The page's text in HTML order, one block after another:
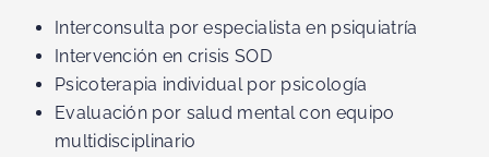
Interconsulta por especialista en psiquiatría
Intervención en crisis SOD
Psicoterapia individual por psicología
Evaluación por salud mental con equipo
multidisciplinario